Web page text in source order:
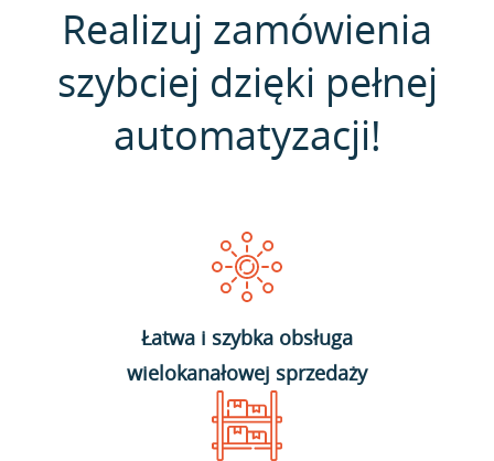
Realizuj zamówienia
szybciej dzięki pełnej
automatyzacji!
Łatwa i szybka obsługa
wielokanałowej sprzedaży